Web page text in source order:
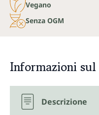
Vegano
Senza OGM
Informazioni
Descrizione